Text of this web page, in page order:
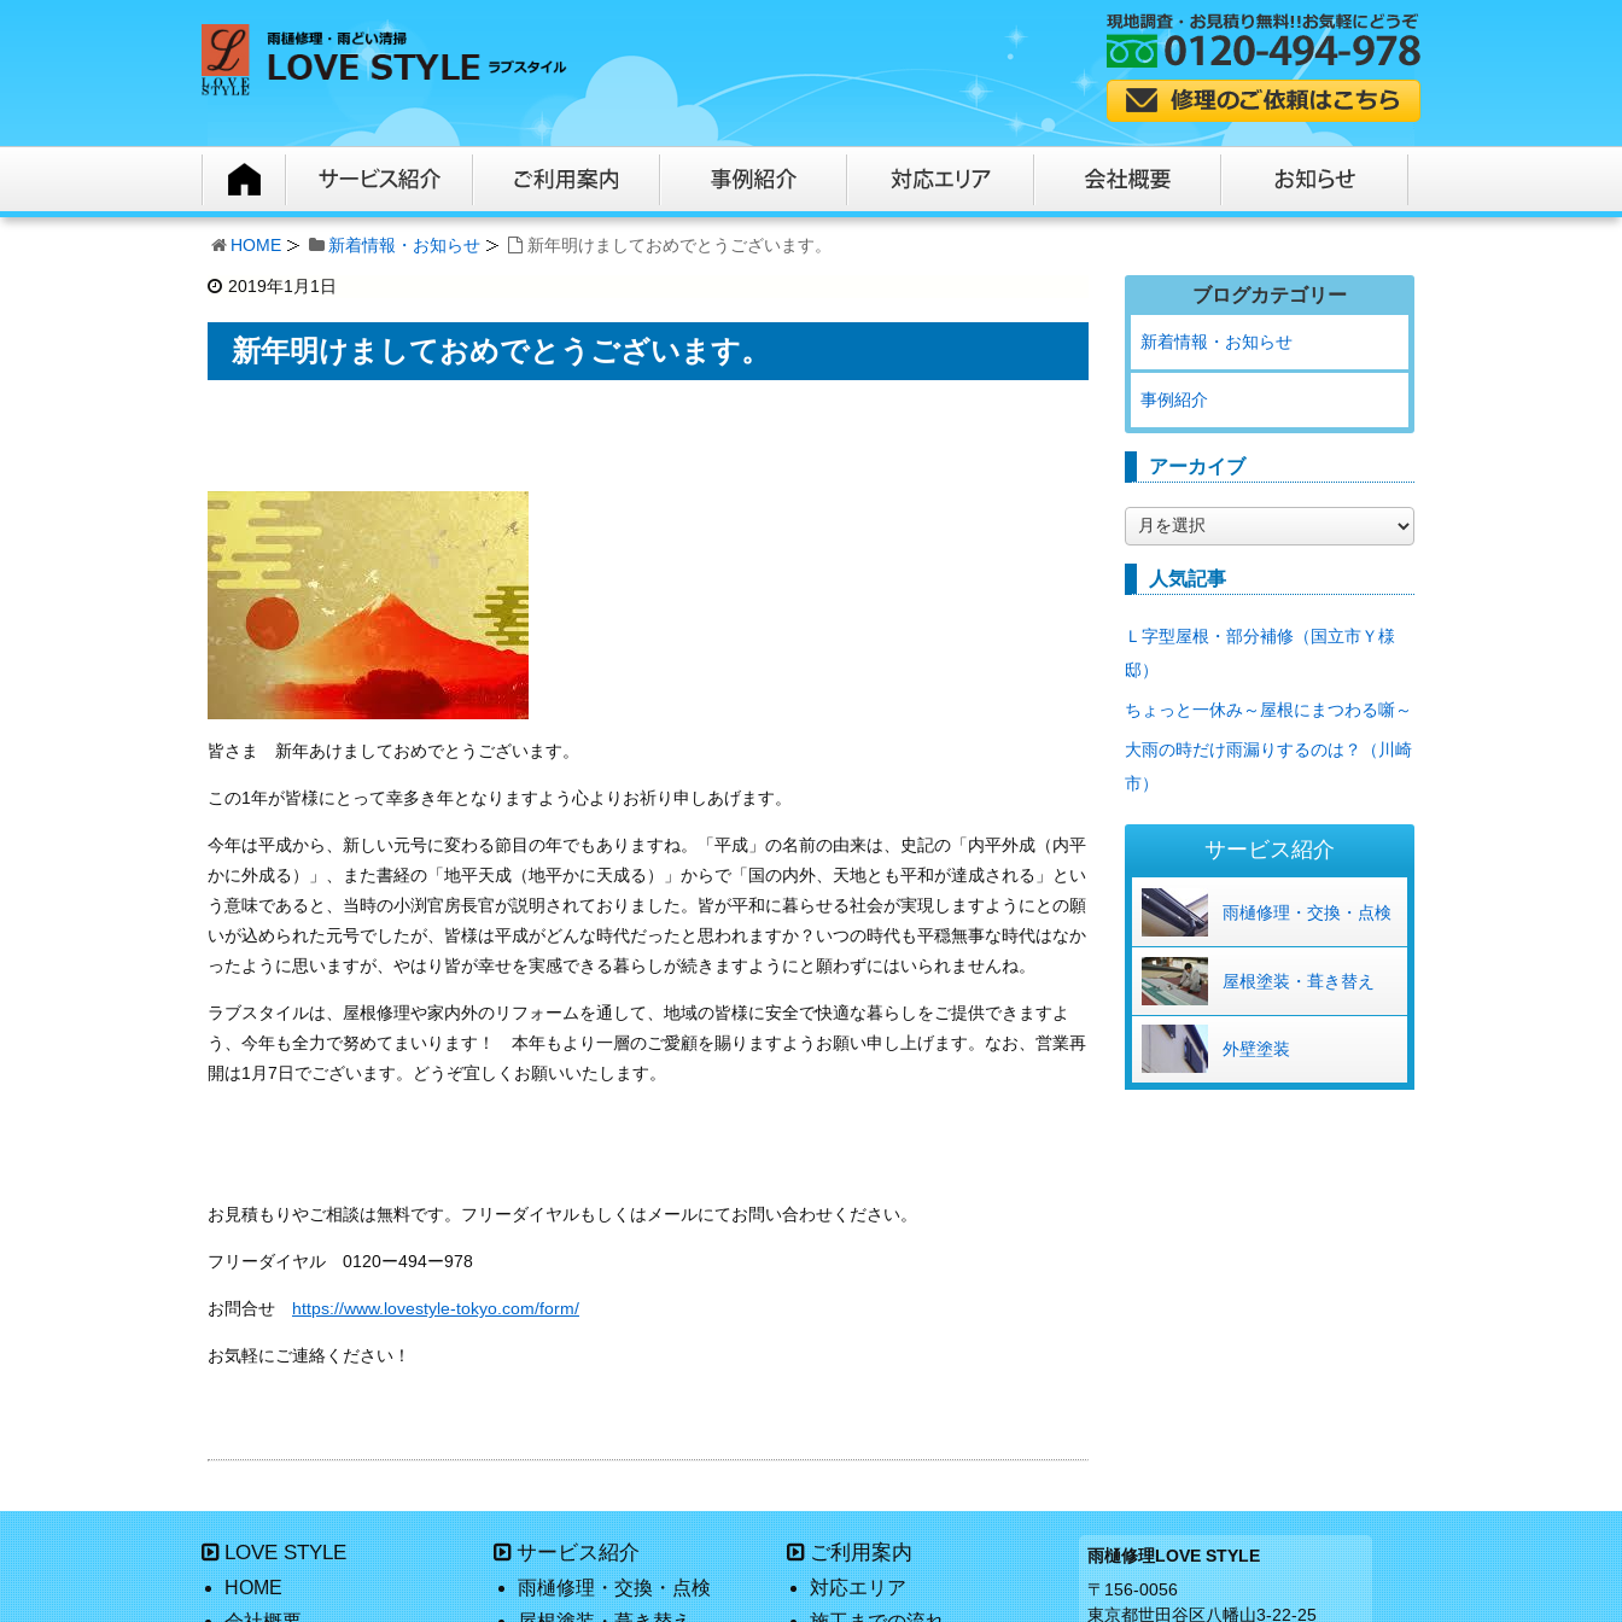
HOME 新着情報・お知らせ 新年明けましておめでとうございます。
2019年1月1日
新年明けましておめでとうございます。
皆さま 新年あけましておめでとうございます。
この1年が皆様にとって幸多き年となりますよう心よりお祈り申しあげます。
今年は平成から、新しい元号に変わる節目の年でもありますね。
「平成」の名前の由来は、史記の「内平外成（内平
かに外成る）」、また書経の「地平天成（地平かに天成る）」からで「国の内外、天地とも平和が達成される」とい
う意味であると、当時の小渕官房長官が説明されておりました。 皆が平和に暮らせる社会が実現しますようにとの願
いが込められた元号でしたが、皆様は平成がどんな時代だったと思われますか？いつの時代も平穏無事な時代はなか
ったように思いますが、やはり皆が幸せを実感できる暮らしが続きますようにと願わずにはいられませんね。
ラブスタイルは、屋根修理や家内外のリフォームを通して、地域の皆様に安全で快適な暮らしをご提供できますよ
う、今年も全力で努めてまいります！ 本年もより一層のご愛顧を賜りますようお願い申し上げます。なお、営業再
開は1月7日でございます。どうぞ宜しくお願いいたします。
お見積もりやご相談は無料です。フリーダイヤルもしくはメールにてお問い合わせください。
フリーダイヤル 0120ー494ー978
お問合せ https://www.lovestyle-tokyo.com/form/
お気軽にご連絡ください！
ブログカテゴリー
新着情報・お知らせ
事例紹介
アーカイブ
ー
カ
イ
人気記事
Ｌ字型屋根・部分補修（国立市Ｙ様
邸）
ちょっと一休み～屋根にまつわる噺～
大雨の時だけ雨漏りするのは？（川崎
市）
サービス紹介
雨樋修理・交換・点検
屋根塗装・葺き替え
外壁塗装
LOVE STYLE
HOME
サービス紹介
雨樋修理・交換・点検
ご利用案内
対応エリア
雨樋修理LOVE STYLE
〒156-0056
東京都世田谷区八幡山3-22-25